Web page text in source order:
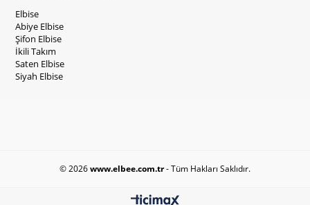
Elbise
Abiye Elbise
Şifon Elbise
İkili Takım
Saten Elbise
Siyah Elbise
© 2026www.elbee.com.tr- Tüm Hakları Saklıdır.